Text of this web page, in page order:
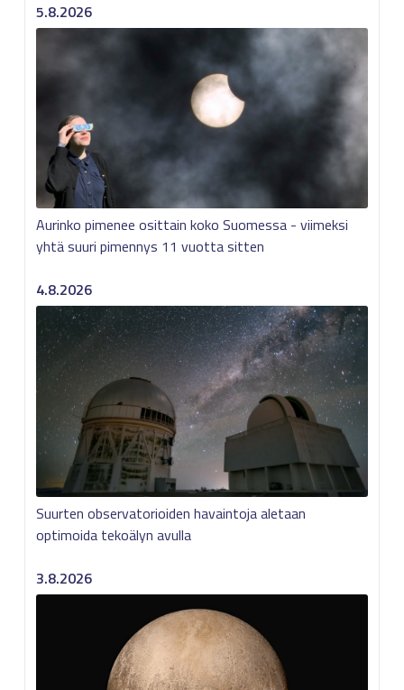
5.8.2026
Aurinko pimenee osittain koko Suomessa - viimeksi
yhtä suuri pimennys 11 vuotta sitten
4.8.2026
Suurten observatorioiden havaintoja aletaan
optimoida tekoälyn avulla
3.8.2026